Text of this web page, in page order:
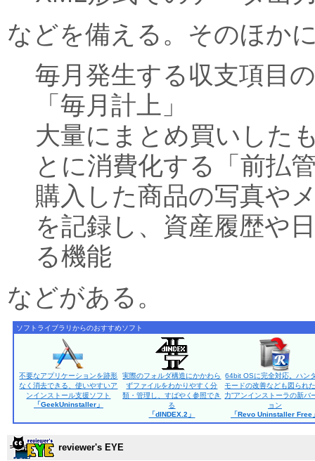
などを備える。そのほか
毎月発生する収支項目
「毎月計上」
大量にまとめ買いした
とに消費化する「前払
購入した商品の写真や
を記録し、資産履歴や
る機能
などがある。
ソフトライブラリからのおすすめソフト
不要なアプリケーションを跡形
なく消去できる、使いやすいア
ンインストール支援ソフト
「GeekUninstaller」
実際のフォルダ構造にかかわら
ずファイルをわかりやすく分
類・管理し、すばやく参照でき
る
「dINDEX.2」
64bit OSに完全対応。ハン
モードの改善なども図られ
力”アンインストーラの新バ
ョン
「Revo Uninstaller Free
reviewer's EYE